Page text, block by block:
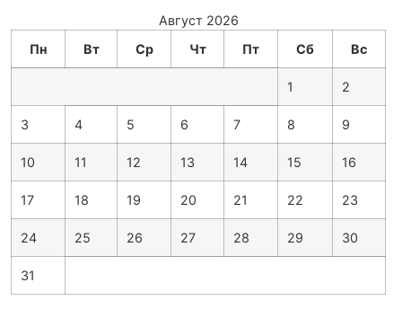
Август 2026
Пн
Вт Ср Чт Пт Сб Вс
1 2
3 4 5 6 7 8 9
10 11 12 13 14 15 16
17 18 19 20 21 22 23
24 25 26 27 28 29 30
31